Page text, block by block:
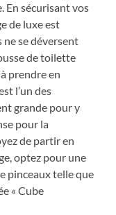
En sécurisant vos
de luxe est
se déversent
de toilette
prendre en
l’un des
grande pour y
pour la
de partir en
optez pour une
pinceaux telle que
« Cube